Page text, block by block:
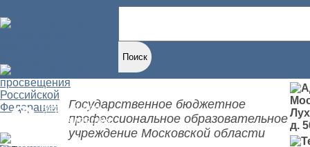
Версия для
слабовидящих
Государственное бюджетное
профессиональное образовательное
учреждение Московской области
д.